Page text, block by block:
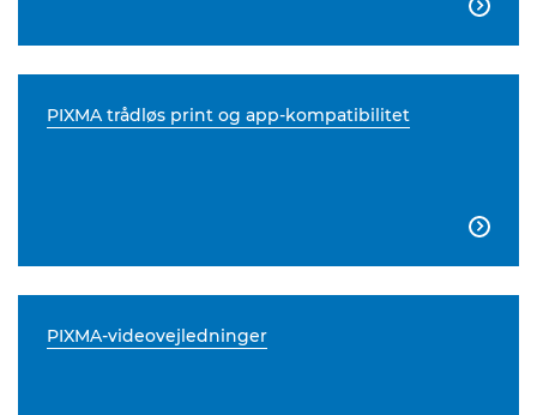

PIXMA trådløs print og app-kompatibilitet

PIXMA-videovejledninger